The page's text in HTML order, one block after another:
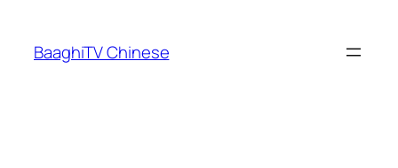
content
BaaghiTV Chinese